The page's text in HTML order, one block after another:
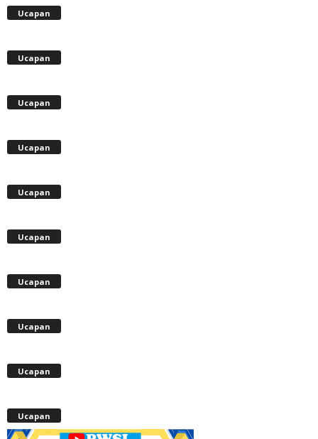
Ucapan
Ucapan
Ucapan
Ucapan
Ucapan
Ucapan
Ucapan
Ucapan
Ucapan
Ucapan